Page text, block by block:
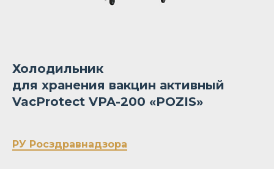
Холодильник
для хранения вакцин активный
VacProtect VPA-200 «POZIS»
РУ Росздравнадзора